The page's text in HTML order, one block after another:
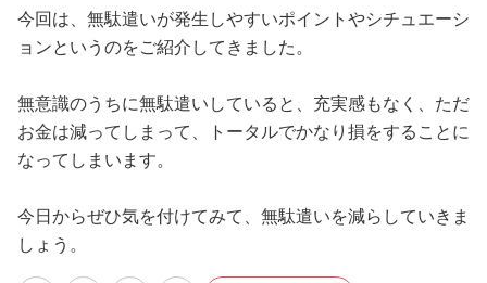
今回は、無駄遣いが発生しやすいポイントやシチュエーシ
ョンというのをご紹介してきました。
無意識のうちに無駄遣いしていると、充実感もなく、ただ
お金は減ってしまって、トータルでかなり損をすることに
なってしまいます。
今日からぜひ気を付けてみて、無駄遣いを減らしていきま
しょう。